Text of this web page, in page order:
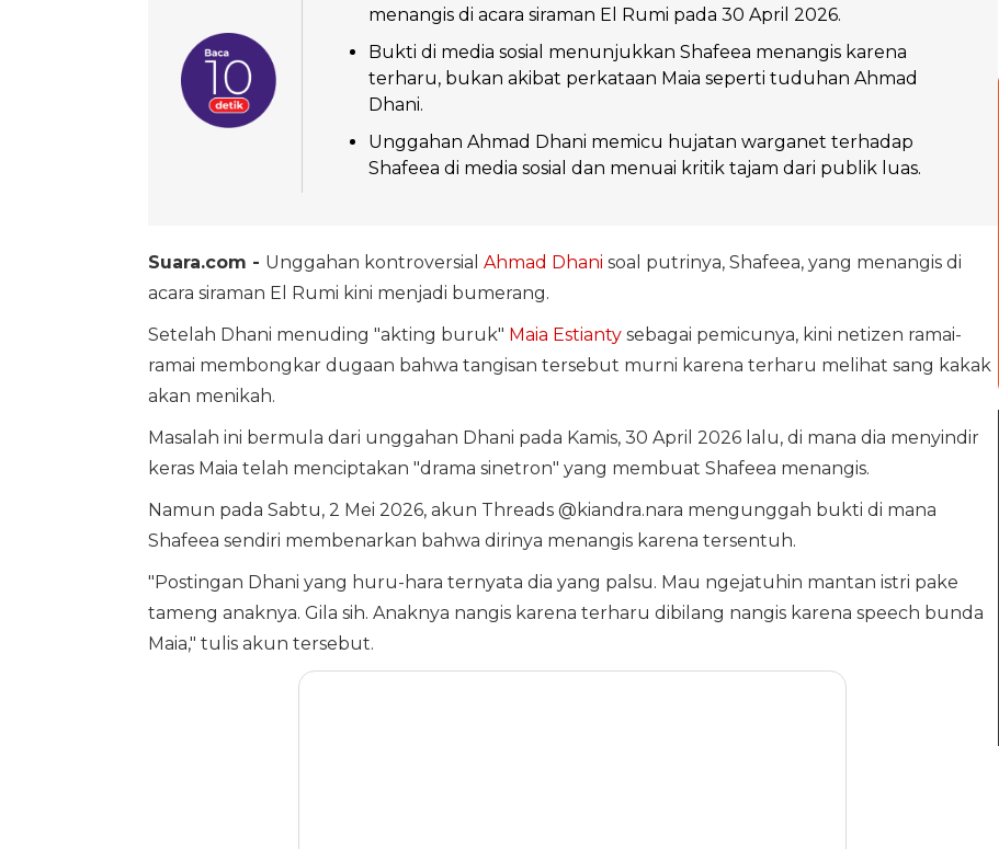
menangis di acara siraman El Rumi pada 30 April 2026.
Bukti di media sosial menunjukkan Shafeea menangis karena
terharu, bukan akibat perkataan Maia seperti tuduhan Ahmad
Dhani.
Unggahan Ahmad Dhani memicu hujatan warganet terhadap
Shafeea di media sosial dan menuai kritik tajam dari publik luas.
Suara.com - Unggahan kontroversial Ahmad Dhani soal putrinya, Shafeea, yang menangis di
acara siraman El Rumi kini menjadi bumerang.
Setelah Dhani menuding "akting buruk" Maia Estiantysebagai pemicunya, kini netizen ramai-
ramai membongkar dugaan bahwa tangisan tersebut murni karena terharu melihat sang kakak
akan menikah.
Masalah ini bermula dari unggahan Dhani pada Kamis, 30 April 2026 lalu, di mana dia menyindir
keras Maia telah menciptakan "drama sinetron" yang membuat Shafeea menangis.
Namun pada Sabtu, 2 Mei 2026, akun Threads @kiandra.nara mengunggah bukti di mana
Shafeea sendiri membenarkan bahwa dirinya menangis karena tersentuh.
"Postingan Dhani yang huru-hara ternyata dia yang palsu. Mau ngejatuhin mantan istri pake
tameng anaknya. Gila sih. Anaknya nangis karena terharu dibilang nangis karena speech bunda
Maia," tulis akun tersebut.